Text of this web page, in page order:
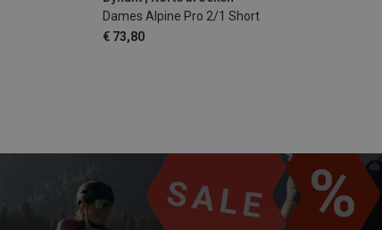
Dames Alpine Pro 2/1 Short
€ 73,80